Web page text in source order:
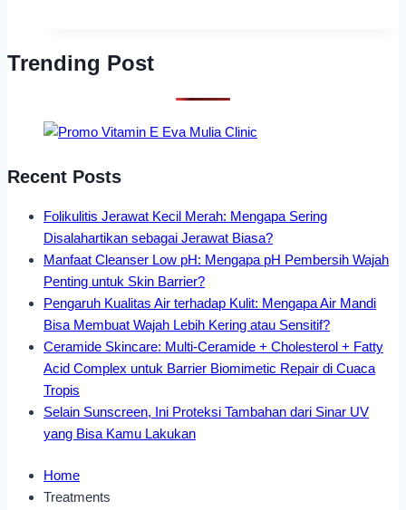
Trending Post
Recent Posts
Folikulitis Jerawat Kecil Merah: Mengapa Sering
Disalahartikan sebagai Jerawat Biasa?
Manfaat Cleanser Low pH: Mengapa pH Pembersih Wajah
Penting untuk Skin Barrier?
Pengaruh Kualitas Air terhadap Kulit: Mengapa Air Mandi
Bisa Membuat Wajah Lebih Kering atau Sensitif?
Ceramide Skincare: Multi-Ceramide + Cholesterol + Fatty
Acid Complex untuk Barrier Biomimetic Repair di Cuaca
Tropis
Selain Sunscreen, Ini Proteksi Tambahan dari Sinar UV
yang Bisa Kamu Lakukan
Home
Treatments